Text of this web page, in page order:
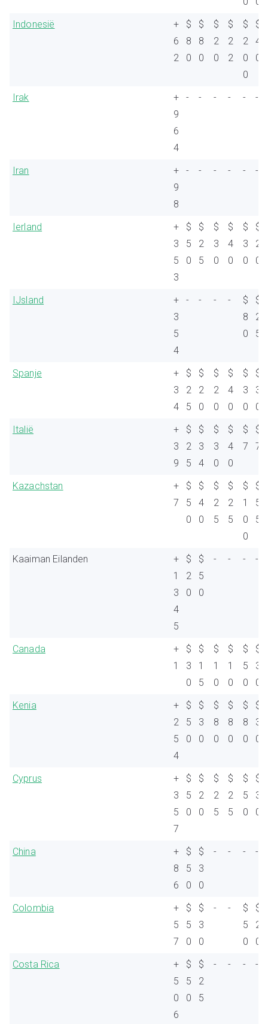
Indonesië
+
6
2
$
8
0
$
8
0
$
2
0
$
2
2
$
2
0
0
$
4
0
Irak
+
9
6
4
- - - - - -
Iran
+
9
8
- - - - - -
Ierland
+
3
5
3
$
5
0
$
2
5
$
3
0
$
4
0
$
3
0
$
2
0
IJsland
+
3
5
4
- - - -
$
8
0
$
2
5
Spanje
+
3
4
$
2
5
$
2
0
$
2
0
$
4
0
$
3
0
$
3
0
Italië
+
3
9
$
2
5
$
3
4
$
3
0
$
4
0
$
7
$
7
Kazachstan
+
7
$
5
0
$
4
0
$
2
5
$
2
5
$
1
0
0
$
5
5
Kaaiman Eilanden
+
1
3
4
5
$
2
0
$
5
0
- - - -
Canada
+
1
$
3
0
$
1
5
$
1
0
$
1
0
$
5
0
$
3
0
Kenia
+
2
5
4
$
5
0
$
3
0
$
8
0
$
8
0
$
8
0
$
3
0
Cyprus
+
3
5
7
$
5
0
$
2
0
$
2
5
$
2
5
$
5
0
$
3
0
China
+
8
6
$
5
0
$
3
0
- - - -
Colombia
+
5
7
$
5
0
$
3
0
- -
$
5
0
$
2
0
Costa Rica
+
5
0
6
$
5
0
$
2
5
- - - -